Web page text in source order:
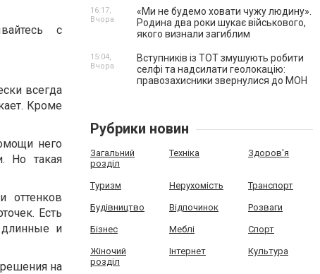
с
всегда
Кроме
него
Но такая
оттенков
Есть
длинные и
на
«Ми не будемо ховати чужу людину».
Родина два роки шукає військового,
якого визнали загиблим
16:17,
Вчора
Вступників із ТОТ змушують робити
селфі та надсилати геолокацію:
правозахисники звернулися до МОН
15:04,
Вчора
Рубрики новин
Загальний
розділ
Техніка Здоров'я
Туризм Нерухомість Транспорт
Будівництво Відпочинок Розваги
Бізнес Меблі Спорт
Жіночий
розділ
Інтернет Культура